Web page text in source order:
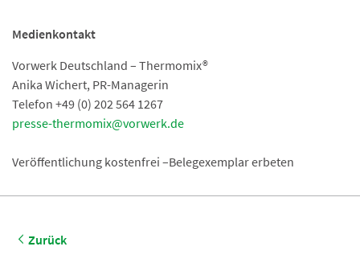
Medienkontakt
Vorwerk Deutschland – Thermomix®
Anika Wichert, PR-Managerin
Telefon +49 (0) 202 564 1267
presse-thermomix@vorwerk.de
Veröffentlichung kostenfrei –Belegexemplar erbeten
Zurück